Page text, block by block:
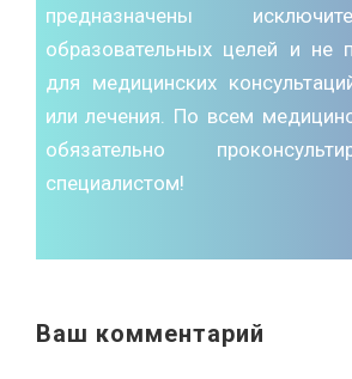
предназначены
образовательных целей и не
для медицинских
или лечения. По всем
обязательно
специалистом!
Ваш комментарий